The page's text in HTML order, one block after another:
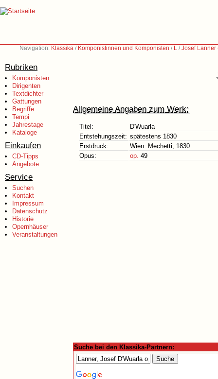
Navigation: Klassika / Komponistinnen und Komponisten / L /Josef Lanner
Rubriken
Komponisten
Dirigenten
Textdichter
Gattungen
Begriffe
Tempi
Jahrestage
Kataloge
Einkaufen
CD-Tipps
Angebote
Service
Suchen
Kontakt
Impressum
Datenschutz
Historie
Opernhäuser
Veranstaltungen
Allgemeine Angaben zum Werk:
Titel:
D'Wuarla
Entstehungszeit: spätestens 1830
Erstdruck:
Wien: Mechetti, 1830
Opus:
op. 49
Suche bei den Klassika-Partnern: